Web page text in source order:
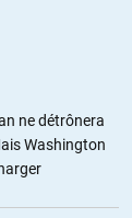
banques ?
ne détrônera
Washington